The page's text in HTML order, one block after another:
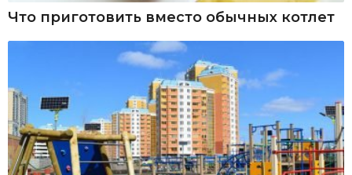
Что приготовить вместо обычных котлет